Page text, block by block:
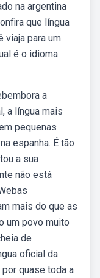
na argentina
que língua
viaja para um
é o idioma
a
a língua mais
pequenas
espanha. É tão
a sua
não está
mais do que as
um povo muito
de
oficial da
quase toda a